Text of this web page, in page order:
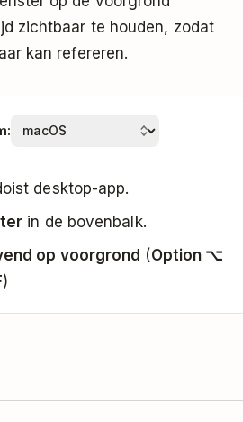
zichtbaar te houden, zodat
kan refereren.
desktop-app.
in de bovenbalk.
op voorgrond (Option ⌥
)